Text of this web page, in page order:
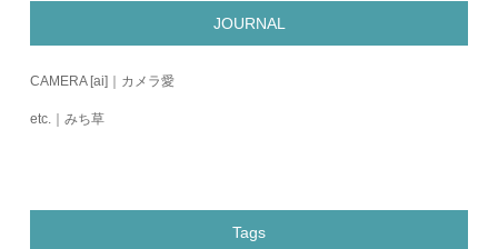
JOURNAL
CAMERA [ai]｜カメラ愛
etc.｜みち草
Tags